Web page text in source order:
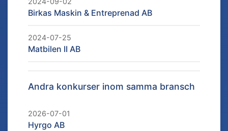
Birkas Maskin & Entreprenad AB
2024-07-25
Matbilen II AB
Andra konkurser inom samma bransch
2026-07-01
Hyrgo AB